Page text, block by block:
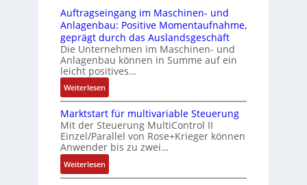
s
c
h
f
l
e
x
i
b
e
l
f
ü
i
n
e
n
4
G
u
n
d
5
G
a
u
Z
e
r
t
i
i
e
r
n
u
c
k
a
u
s
g
l
e
i
c
h
s
Auftragseingang im Maschinen- und
Anlagenbau: Positive Momentaufnahme,
geprägt durch das Auslandsgeschäft
Die Unternehmen im Maschinen- und
Anlagenbau können in Summe auf ein
leicht positives…
Weiterlesen:
A
u
f
t
r
a
g
Marktstart für multivariable Steuerung
Mit der Steuerung MultiControl II
Einzel/Parallel von Rose+Krieger können
Anwender bis zu zwei…
Weiterlesen:
M